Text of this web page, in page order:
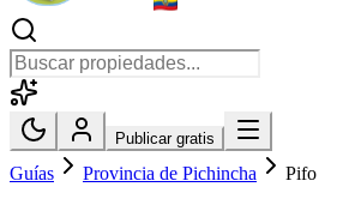
Publicar gratis
Guías Provincia de Pichincha Pifo